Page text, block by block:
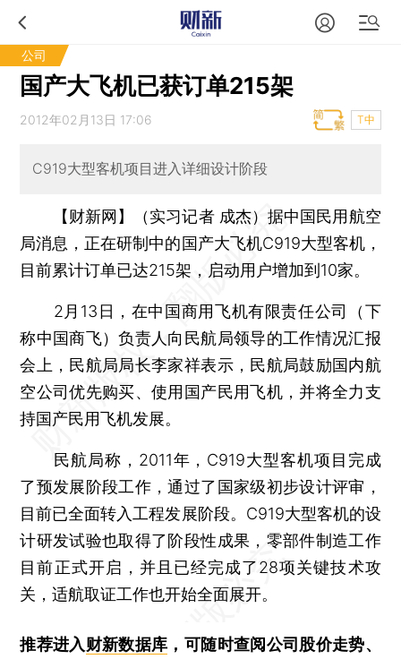
公司
国产大飞机已获订单215架
2012年02月13日 17:06 T中
C919大型客机项目进入详细设计阶段
【财新网】（实习记者 成杰）据中国民用航空
局消息，正在研制中的国产大飞机C919大型客机，
目前累计订单已达215架，启动用户增加到10家。
2月13日，在中国商用飞机有限责任公司（下
称中国商飞）负责人向民航局领导的工作情况汇报
会上，民航局局长李家祥表示，民航局鼓励国内航
空公司优先购买、使用国产民用飞机，并将全力支
持国产民用飞机发展。
民航局称，2011年，C919大型客机项目完成
了预发展阶段工作，通过了国家级初步设计评审，
目前已全面转入工程发展阶段。C919大型客机的设
计研发试验也取得了阶段性成果，零部件制造工作
目前正式开启，并且已经完成了28项关键技术攻
关，适航取证工作也开始全面展开。
推荐进入财新数据库 ，可随时查阅公司股价走势、